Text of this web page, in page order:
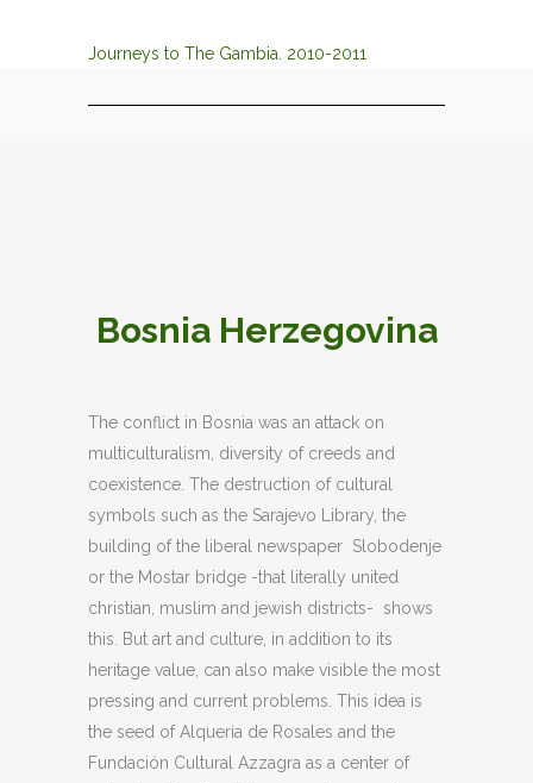
Journeys to The Gambia. 2010-2011
Bosnia Herzegovina
The conflict in Bosnia was an attack on
multiculturalism, diversity of creeds and
coexistence. The destruction of cultural
symbols such as the Sarajevo Library, the
building of the liberal newspaper Slobodenje
or the Mostar bridge -that literally united
christian, muslim and jewish districts- shows
this. But art and culture, in addition to its
heritage value, can also make visible the most
pressing and current problems. This idea is
the seed of Alqueria de Rosales and the
Fundación Cultural Azzagra as a center of